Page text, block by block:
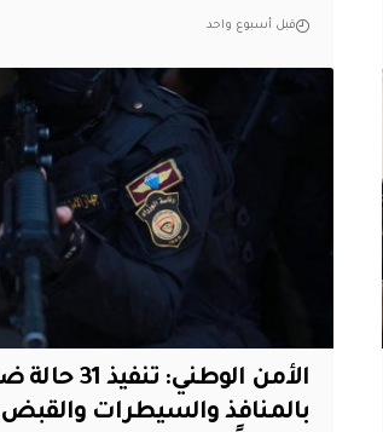
قبل أسبوع واحد
الأمن الوطني: تنفيذ